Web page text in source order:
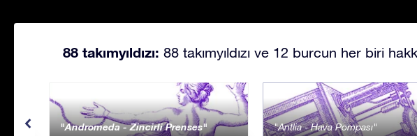
88 takımyıldızı: 88 takımyıldızı ve 12 burcun her biri
Andromeda - Zincirli Prenses Antlia - Hava Pompası